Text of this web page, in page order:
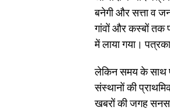
बनेगी और सत्ता व
गांवों और कस्बों तक
में लाया गया।
लेकिन समय के साथ
संस्थानों की
खबरों की जगह